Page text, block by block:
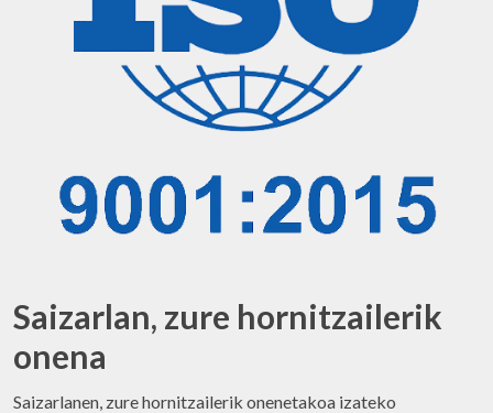
Saizarlan, zure hornitzailerik
onena
Saizarlanen, zure hornitzailerik onenetakoa izateko